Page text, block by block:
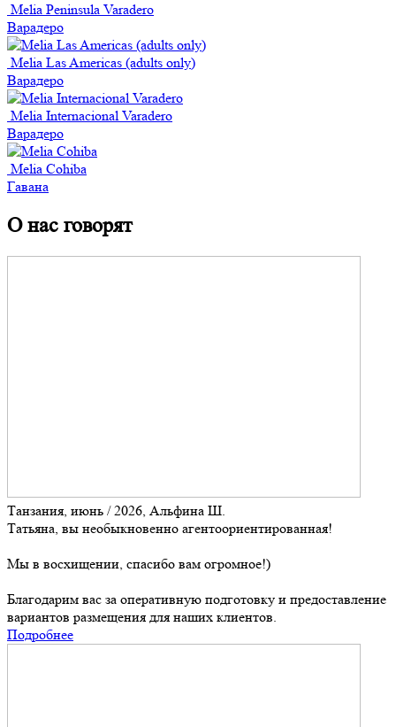
Melia Peninsula Varadero
Варадеро
Melia Las Americas (adults only)
Варадеро
Melia Internacional Varadero
Варадеро
Melia Cohiba
Гавана
О нас говорят
Танзания, июнь / 2026, Альфина Ш.
Татьяна, вы необыкновенно агентоориентированная!
Мы в восхищении, спасибо вам огромное!)
Благодарим вас за оперативную подготовку и предоставление
вариантов размещения для наших клиентов.
Подробнее